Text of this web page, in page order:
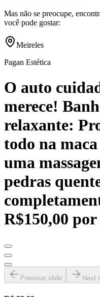
Mas não se preocupe,
você pode gostar:
Meireles
Pagan Estética
O auto
merece!
relaxante:
todo na
uma
pedras
R$150,00 por
Previous slide Next